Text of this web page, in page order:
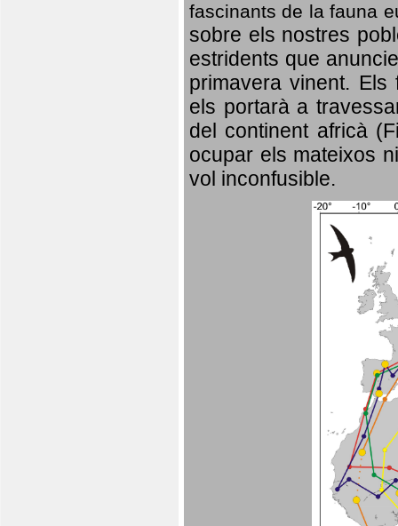
fascinants de la fauna
sobre els nostres
estridents que
primavera vinent. Els
els portarà a
del continent africà
ocupar els mateixos
vol inconfusible.